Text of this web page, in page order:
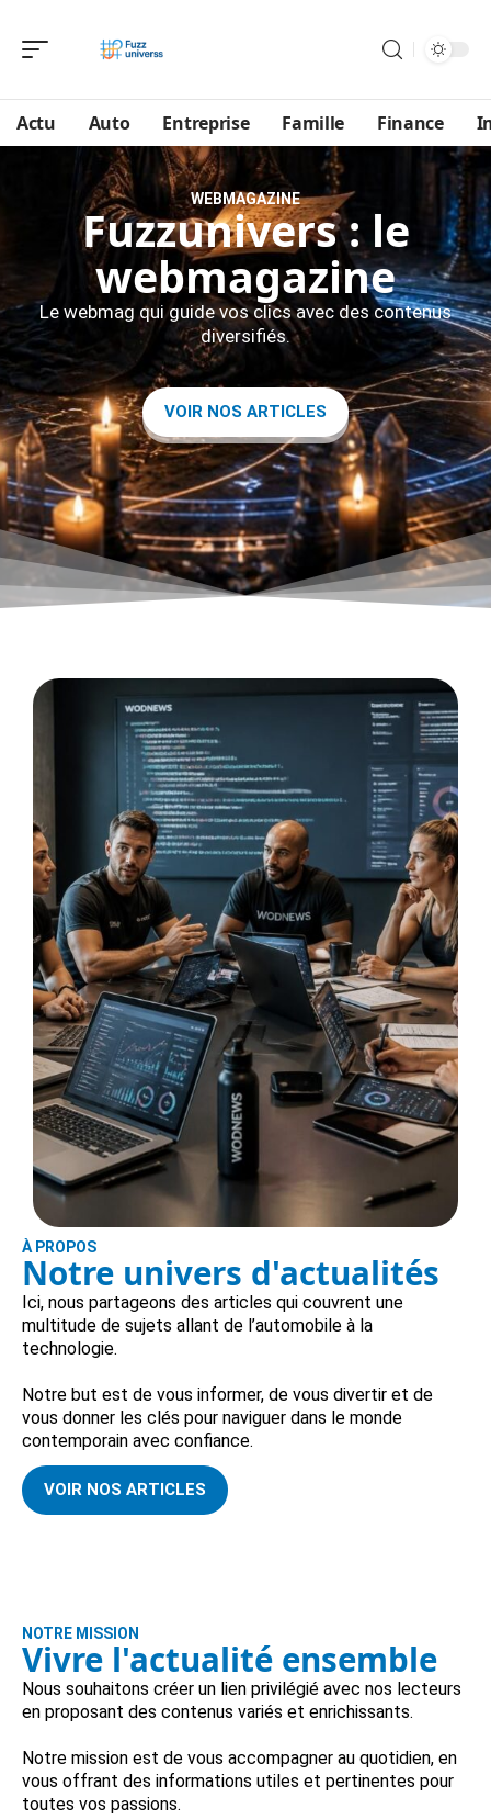
Actu Auto Entreprise Famille Finance
WEBMAGAZINE
Fuzzunivers : le
webmagazine
Le webmag qui guide vos clics avec des contenus
diversifiés.
VOIR NOS ARTICLES
À PROPOS
Notre univers d'actualités
Ici, nous partageons des articles qui couvrent une
multitude de sujets allant de l’automobile à la
technologie.
Notre but est de vous informer, de vous divertir et de
vous donner les clés pour naviguer dans le monde
contemporain avec confiance.
VOIR NOS ARTICLES
NOTRE MISSION
Vivre l'actualité ensemble
Nous souhaitons créer un lien privilégié avec nos lecteurs
en proposant des contenus variés et enrichissants.
Notre mission est de vous accompagner au quotidien, en
vous offrant des informations utiles et pertinentes pour
toutes vos passions.